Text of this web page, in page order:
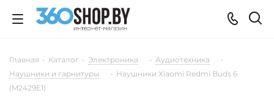
Главная - Каталог - Электроника - Аудиотехника
-
Наушники и гарнитуры
- Наушники Xiaomi Redmi Buds 6
(M2429E1)